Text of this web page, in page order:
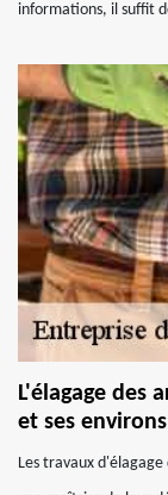
informations, il suffit
L'élagage des
et ses environs
Les travaux